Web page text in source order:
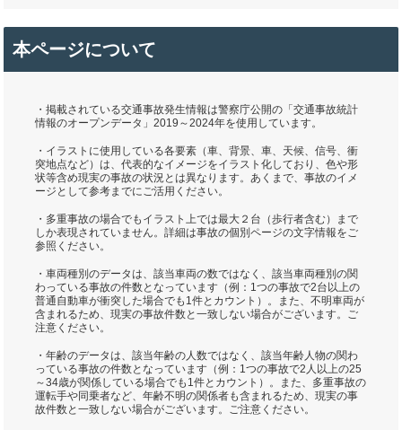
本ページについて
・掲載されている交通事故発生情報は警察庁公開の「交通事故統計
情報のオープンデータ」2019～2024年を使用しています。
・イラストに使用している各要素（車、背景、車、天候、信号、衝
突地点など）は、代表的なイメージをイラスト化しており、色や形
状等含め現実の事故の状況とは異なります。あくまで、事故のイメ
ージとして参考までにご活用ください。
・多重事故の場合でもイラスト上では最大２台（歩行者含む）まで
しか表現されていません。詳細は事故の個別ページの文字情報をご
参照ください。
・車両種別のデータは、該当車両の数ではなく、該当車両種別の関
わっている事故の件数となっています（例：1つの事故で2台以上の
普通自動車が衝突した場合でも1件とカウント）。また、不明車両が
含まれるため、現実の事故件数と一致しない場合がございます。ご
注意ください。
・年齢のデータは、該当年齢の人数ではなく、該当年齢人物の関わ
っている事故の件数となっています（例：1つの事故で2人以上の25
～34歳が関係している場合でも1件とカウント）。また、多重事故の
運転手や同乗者など、年齢不明の関係者も含まれるため、現実の事
故件数と一致しない場合がございます。ご注意ください。